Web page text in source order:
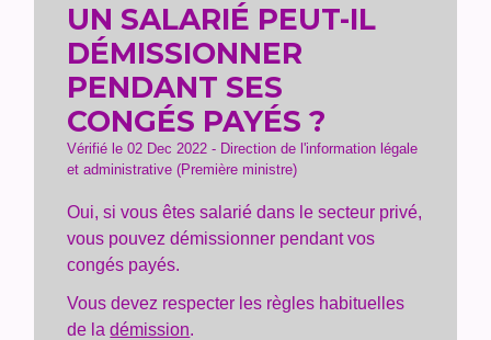
UN SALARIÉ PEUT-IL
DÉMISSIONNER
PENDANT SES
CONGÉS PAYÉS ?
Vérifié le 02 Dec 2022 - Direction de l'information légale
et administrative (Première ministre)
Oui, si vous êtes salarié dans le secteur privé,
vous pouvez démissionner pendant vos
congés payés.
Vous devez respecter les règles habituelles
de ladémission.